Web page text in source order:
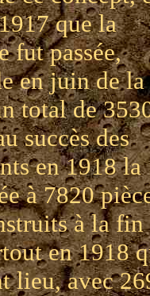
que la
fut passée,
en juin de la
total de
succès des
en 1918 la
à 7820
à la fin
en 1918
lieu, avec